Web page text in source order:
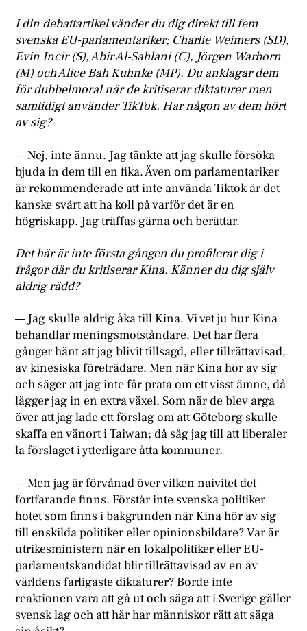
I din debattartikel vänder du dig direkt till fem
svenska EU-parlamentariker; Charlie Weimers (SD),
Evin Incir (S), Abir Al-Sahlani (C), Jörgen Warborn
(M) och Alice Bah Kuhnke (MP). Du anklagar dem
för dubbelmoral när de kritiserar diktaturer men
samtidigt använder TikTok. Har någon av dem hört
av sig?
— Nej, inte ännu. Jag tänkte att jag skulle försöka
bjuda in dem till en fika. Även om parlamentariker
är rekommenderade att inte använda Tiktok är det
kanske svårt att ha koll på varför det är en
högriskapp. Jag träffas gärna och berättar.
Det här är inte första gången du profilerar dig i
frågor där du kritiserar Kina. Känner du dig själv
aldrig rädd?
— Jag skulle aldrig åka till Kina. Vi vet ju hur Kina
behandlar meningsmotståndare. Det har flera
gånger hänt att jag blivit tillsagd, eller tillrättavisad,
av kinesiska företrädare. Men när Kina hör av sig
och säger att jag inte får prata om ett visst ämne, då
lägger jag in en extra växel. Som när de blev arga
över att jag lade ett förslag om att Göteborg skulle
skaffa en vänort i Taiwan; då såg jag till att liberaler
la förslaget i ytterligare åtta kommuner.
— Men jag är förvånad över vilken naivitet det
fortfarande finns. Förstår inte svenska politiker
hotet som finns i bakgrunden när Kina hör av sig
till enskilda politiker eller opinionsbildare? Var är
utrikesministern när en lokalpolitiker eller EU-
parlamentskandidat blir tillrättavisad av en av
världens farligaste diktaturer? Borde inte
reaktionen vara att gå ut och säga att i Sverige gäller
svensk lag och att här har människor rätt att säga